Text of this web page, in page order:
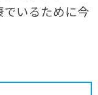
いるために今